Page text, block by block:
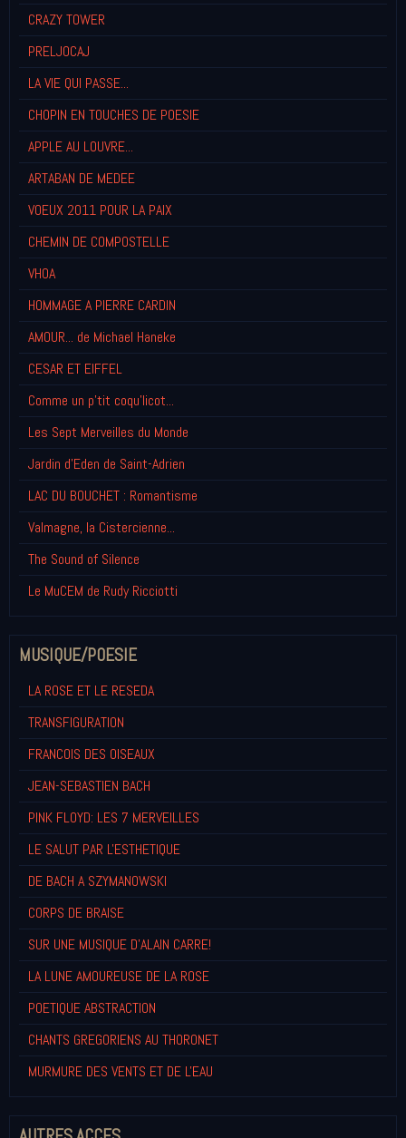
CRAZY TOWER
PRELJOCAJ
LA VIE QUI PASSE...
CHOPIN EN TOUCHES DE POESIE
APPLE AU LOUVRE...
ARTABAN DE MEDEE
VOEUX 2011 POUR LA PAIX
CHEMIN DE COMPOSTELLE
VHOA
HOMMAGE A PIERRE CARDIN
AMOUR... de Michael Haneke
CESAR ET EIFFEL
Comme un p'tit coqu'licot...
Les Sept Merveilles du Monde
Jardin d'Eden de Saint-Adrien
LAC DU BOUCHET : Romantisme
Valmagne, la Cistercienne...
The Sound of Silence
Le MuCEM de Rudy Ricciotti
MUSIQUE/POESIE
LA ROSE ET LE RESEDA
TRANSFIGURATION
FRANCOIS DES OISEAUX
JEAN-SEBASTIEN BACH
PINK FLOYD: LES 7 MERVEILLES
LE SALUT PAR L'ESTHETIQUE
DE BACH A SZYMANOWSKI
CORPS DE BRAISE
SUR UNE MUSIQUE D'ALAIN CARRE!
LA LUNE AMOUREUSE DE LA ROSE
POETIQUE ABSTRACTION
CHANTS GREGORIENS AU THORONET
MURMURE DES VENTS ET DE L'EAU